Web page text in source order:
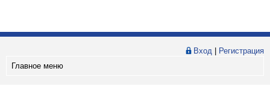
Вход
Регистрация
Главное меню